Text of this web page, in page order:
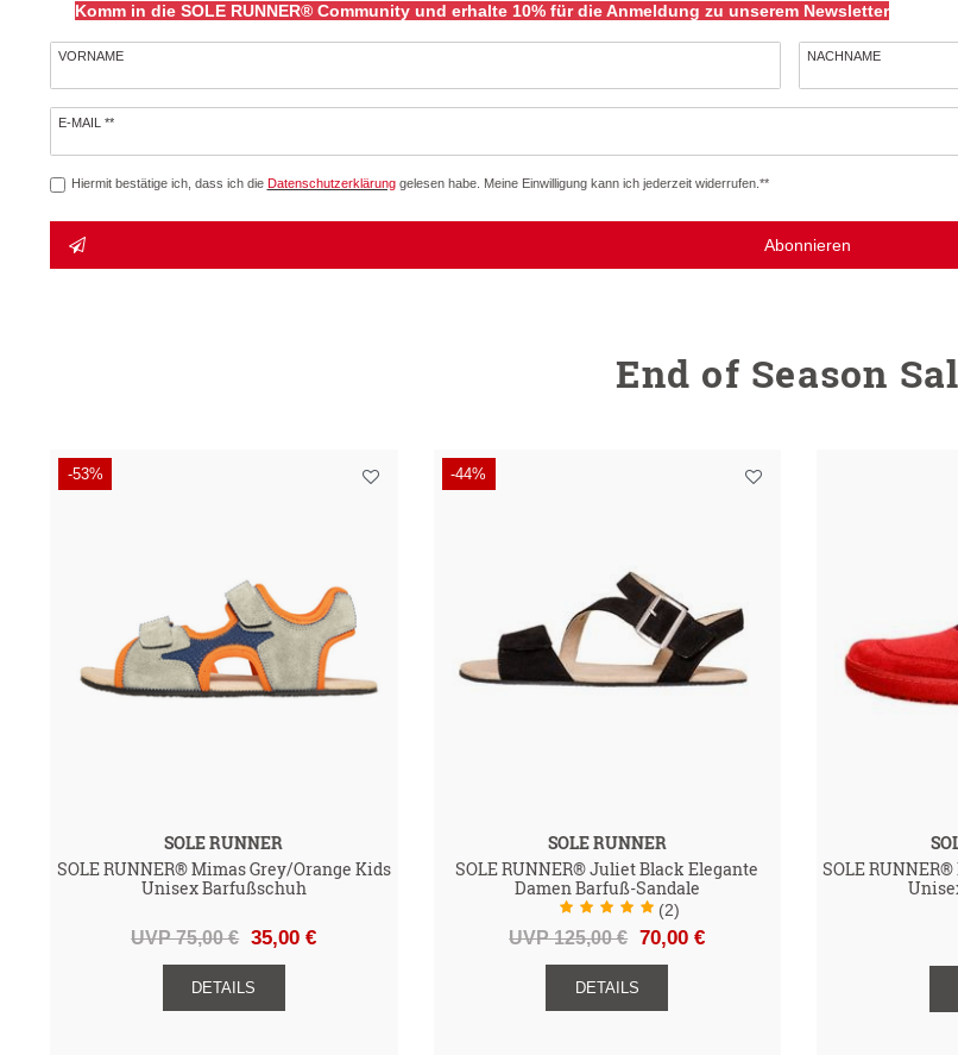
Komm in die SOLE RUNNER® Community und erhalte 10% für die Anmeldung zu unserem Newsletter
VORNAME NACHNAME
E-MAIL **
Newsletter
Hiermit bestätige ich, dass ich die Daten­schutz­erklärunggelesen habe. Meine Einwilligung kann ich jederzeit widerrufen.**
Abonnieren
End of Season
-53%
SOLE RUNNER
SOLE RUNNER® Mimas Grey/Orange Kids
Unisex Barfußschuh
UVP 75,00 € 35,00 €
DETAILS
-44%
SOLE RUNNER
SOLE RUNNER® Juliet Black Elegante
Damen Barfuß-Sandale
(2)
UVP 125,00 € 70,00 €
DETAILS
SOLE